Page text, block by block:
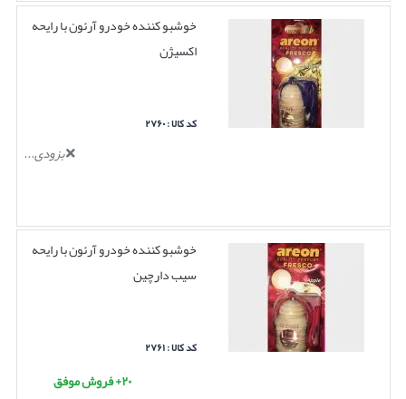
خوشبو کننده خودرو آرئون با رایحه
اکسیژن
کد کالا : ۲۷۶۰
بزودی...
خوشبو کننده خودرو آرئون با رایحه
سیب دارچین
کد کالا : ۲۷۶۱
۲۰+ فروش موفق